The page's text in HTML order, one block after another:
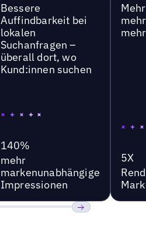
Bessere
Auffindbarkeit bei
lokalen
Suchanfragen –
überall dort, wo
Kund:innen suchen
140%
mehr
markenunabhängige
Impressionen
5X